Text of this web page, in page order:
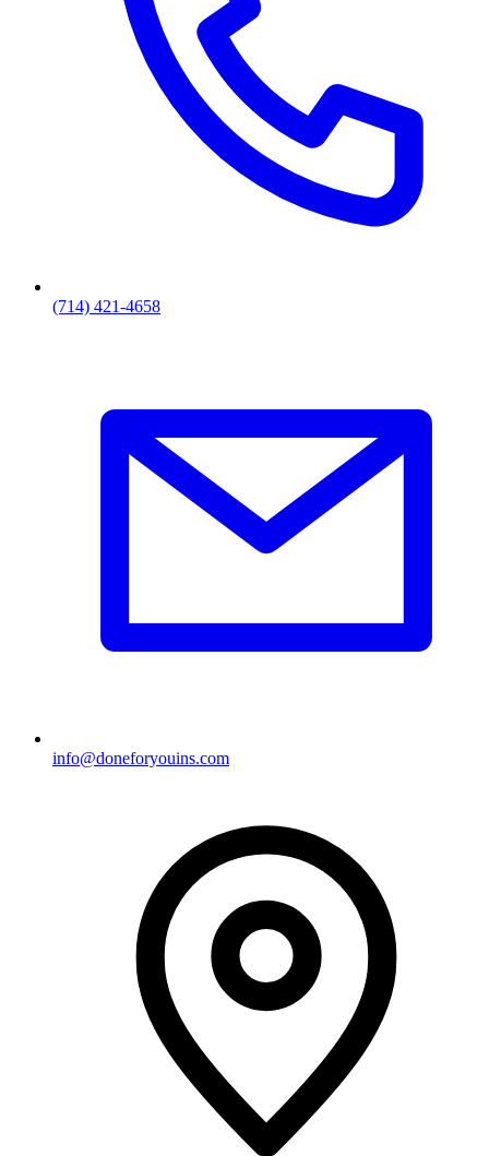
(714) 421-4658
info@doneforyouins.com